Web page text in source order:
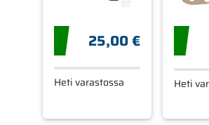
25,00 €
Heti varastossa Heti